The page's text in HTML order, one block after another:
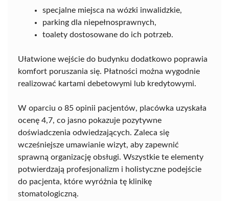
specjalne miejsca na wózki inwalidzkie,
parking dla niepełnosprawnych,
toalety dostosowane do ich potrzeb.
Ułatwione wejście do budynku dodatkowo poprawia
komfort poruszania się. Płatności można wygodnie
realizować kartami debetowymi lub kredytowymi.
W oparciu o 85 opinii pacjentów, placówka uzyskała
ocenę 4,7, co jasno pokazuje pozytywne
doświadczenia odwiedzających. Zaleca się
wcześniejsze umawianie wizyt, aby zapewnić
sprawną organizację obsługi. Wszystkie te elementy
potwierdzają profesjonalizm i holistyczne podejście
do pacjenta, które wyróżnia tę klinikę
stomatologiczną.